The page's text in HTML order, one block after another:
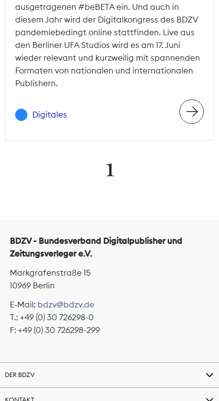
ausgetragenen #beBETA ein. Und auch in
diesem Jahr wird der Digitalkongress des BDZV
pandemiebedingt online stattfinden. Live aus
den Berliner UFA Studios wird es am 17. Juni
wieder relevant und kurzweilig mit spannenden
Formaten von nationalen und internationalen
Publishern.
Digitales
1
BDZV - Bundesverband Digitalpublisher und
Zeitungsverleger e.V.
Markgrafenstraße 15
10969 Berlin
E-Mail: bdzv@bdzv.de
T.: +49 (0) 30 726298-0
F: +49 (0) 30 726298-299
DER BDZV